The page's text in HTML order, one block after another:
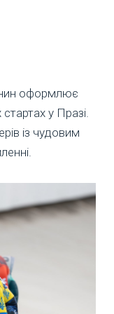
оформлює
у Празі.
із чудовим